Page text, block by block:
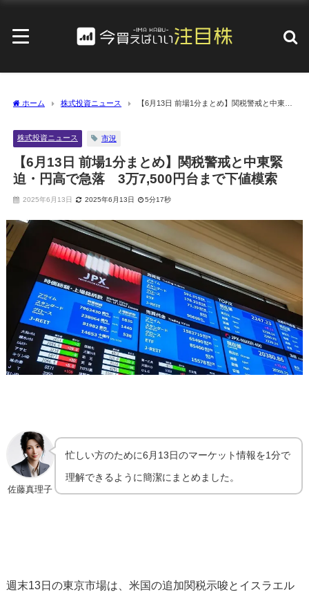
ホーム 株式投資ニュース
【6月13日 前場1分まとめ】関税警戒と中東緊
株式投資ニュース 市況
【6月13日 前場1分まとめ】関税警戒と中東緊
迫・円高で急落 3万7,500円台まで下値模索
2025年6月13日 2025年6月13日 5分17秒
佐藤真理子
忙しい方のために6月13日のマーケット情報を1分で
理解できるように簡潔にまとめました。
週末13日の東京市場は、米国の追加関税示唆とイスラエル